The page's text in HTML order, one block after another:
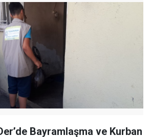
Bayramlaşma ve Kurban